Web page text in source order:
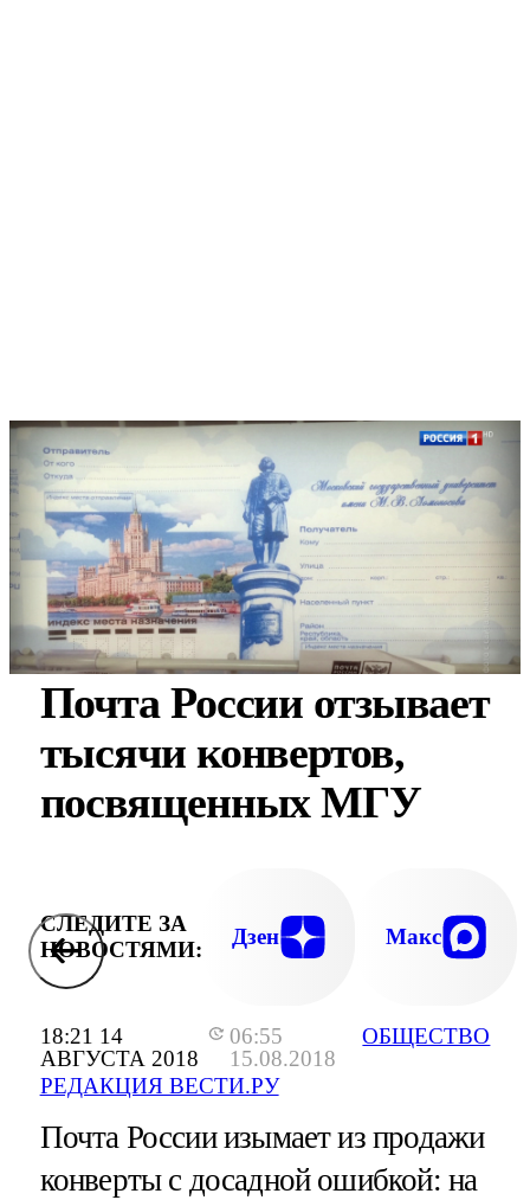
18:21 14
АВГУСТА 2018
06:55
15.08.2018
РЕДАКЦИЯ ВЕСТИ.РУ
ОБЩЕСТВО
Почта России отзывает
тысячи конвертов,
посвященных МГУ
СЛЕДИТЕ ЗА
НОВОСТЯМИ:
Дзен Макс
Почта России изымает из продажи
конверты с досадной ошибкой: на